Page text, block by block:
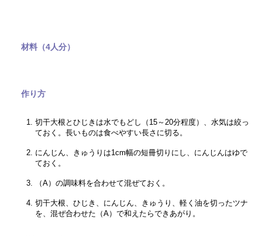
材料（4人分）
作り方
切干大根とひじきは水でもどし（15～20分程度）、水気は絞っ
ておく。長いものは食べやすい長さに切る。
にんじん、きゅうりは1cm幅の短冊切りにし、にんじんはゆで
ておく。
（A）の調味料を合わせて混ぜておく。
切干大根、ひじき、にんじん、きゅうり、軽く油を切ったツナ
を、混ぜ合わせた（A）で和えたらできあがり。